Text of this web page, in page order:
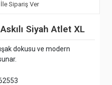
Sipariş Ver
Siyah Atlet XL
dokusu ve modern